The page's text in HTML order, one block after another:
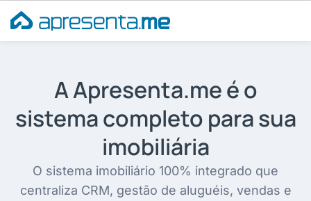
para
o
A Apresenta.me é o
sistema completo para sua
imobiliária
O sistema imobiliário 100% integrado que
centraliza CRM, gestão de aluguéis, vendas e